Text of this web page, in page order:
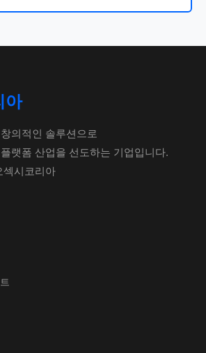
아
의적인 솔루션으로
랫폼 산업을 선도하는 기업입니다.
섹시코리아